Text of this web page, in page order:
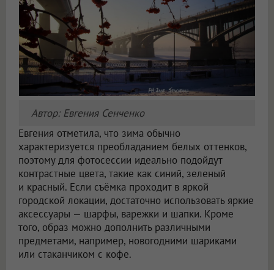
Автор: Евгения Сенченко
Евгения отметила, что зима обычно
характеризуется преобладанием белых оттенков,
поэтому для фотосессии идеально подойдут
контрастные цвета, такие как синий, зеленый
и красный. Если съёмка проходит в яркой
городской локации, достаточно использовать яркие
аксессуары — шарфы, варежки и шапки. Кроме
того, образ можно дополнить различными
предметами, например, новогодними шариками
или стаканчиком с кофе.